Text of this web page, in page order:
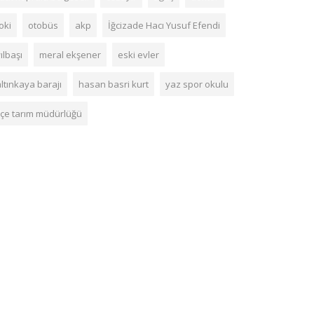
otobüs akp İğcizade Hacı Yusuf Efendi
meral ekşener eski evler
barajı hasan basri kurt yaz spor okulu
tarım müdürlüğü